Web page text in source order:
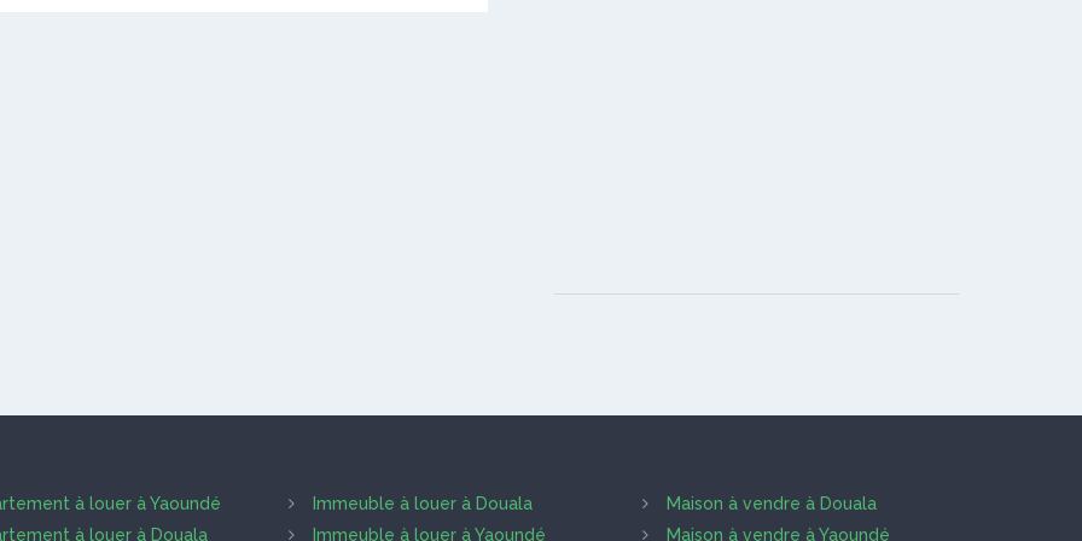
à louer à Yaoundé
à louer à Douala
Immeuble à louer à Douala
Immeuble à louer à Yaoundé
Maison à vendre à Douala
Maison à vendre à Yaoundé